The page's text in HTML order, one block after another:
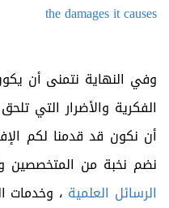
the damages it causes
وفي النهاية نتمنى أن
الفكرية والأضرار التي
أن نكون قد قدمنا لكم
نضم نخبة من المتخصصين
الرسائل العلمية ، وخدمات